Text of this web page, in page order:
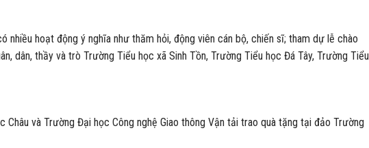
nhiều hoạt động ý nghĩa như thăm hỏi, động viên cán bộ, chiến sĩ; tham dự lễ chào
dân, thầy và trò Trường Tiểu học xã Sinh Tồn, Trường Tiểu học Đá Tây, Trường Tiểu
Châu và Trường Đại học Công nghệ Giao thông Vận tải trao quà tặng tại đảo Trường